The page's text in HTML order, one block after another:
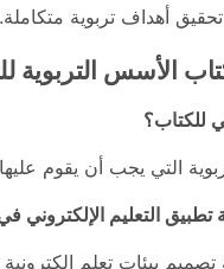
أهداف تربوية متكاملة.
الأسس التربوية
التي يجب أن يقوم عليها
بيئات تعلم